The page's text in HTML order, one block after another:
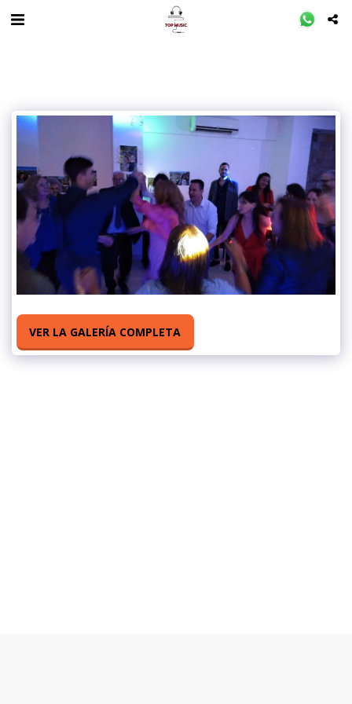
VER LA GALERÍA COMPLETA